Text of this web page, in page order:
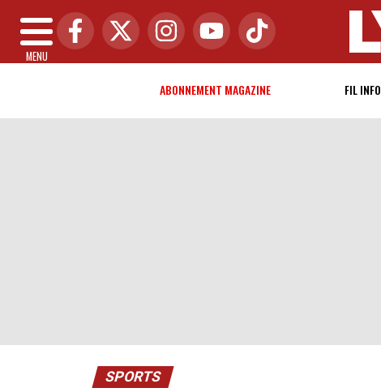
MENU
ABONNEMENT MAGAZINE FIL INFO
SPORTS